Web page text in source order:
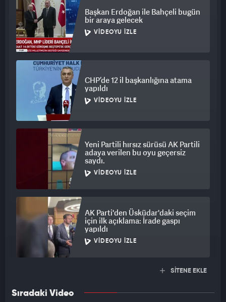
Başkan Erdoğan ile Bahçeli bugün
bir araya gelecek
VIDEOYU İZLE
CHP’de 12 il başkanlığına atama
yapıldı
VIDEOYU İZLE
Yeni Partili hırsız sürüsü AK Partili
adaya verilen bu oyu geçersiz
saydı.
VIDEOYU İZLE
AK Parti'den Üsküdar'daki seçim
için ilk açıklama: İrade gaspı
yapıldı
VIDEOYU İZLE
SİTENE EKLE
Sıradaki Video